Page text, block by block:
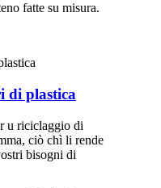
fatte su misura.
di plastica
u riciclaggio di
ciò chì li rende
bisogni di